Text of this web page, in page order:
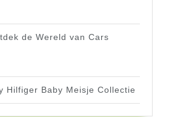
de Wereld van Cars
Hilfiger Baby Meisje Collectie